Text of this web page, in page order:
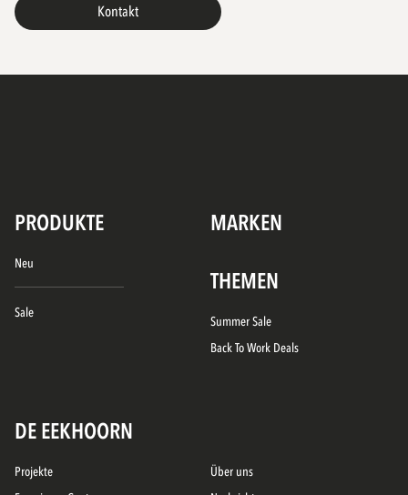
Kontakt
PRODUKTE MARKEN
Neu
Sale
THEMEN
Summer Sale
Back To Work Deals
DE EEKHOORN
Projekte
Über uns